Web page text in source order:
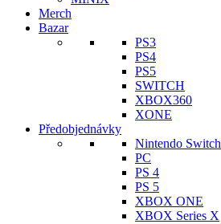
Merch
Bazar
PS3
PS4
PS5
SWITCH
XBOX360
XONE
Předobjednávky
Nintendo Switch
PC
PS 4
PS 5
XBOX ONE
XBOX Series X